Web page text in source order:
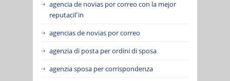
agencia de novias por correo con la mejor
reputaciГіn
agencias de novias por correo
agenzia di posta per ordini di sposa
agenzia sposa per corrispondenza